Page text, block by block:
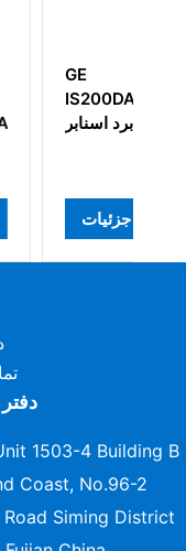
GE IC697PCM711
ماژول پردازشگر
کمکی تک‌اسلاته
مشاهده جزئیات
Coast, No.96-2
Road Siming District